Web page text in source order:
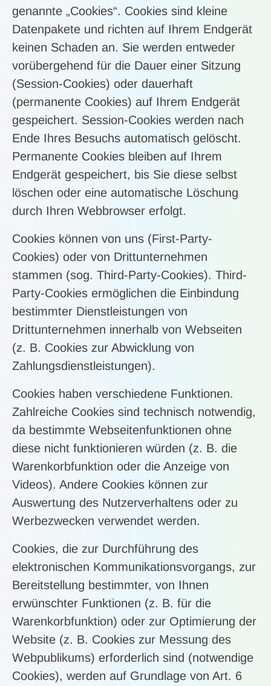
genannte „Cookies“. Cookies sind kleine
Datenpakete und richten auf Ihrem Endgerät
keinen Schaden an. Sie werden entweder
vorübergehend für die Dauer einer Sitzung
(Session-Cookies) oder dauerhaft
(permanente Cookies) auf Ihrem Endgerät
gespeichert. Session-Cookies werden nach
Ende Ihres Besuchs automatisch gelöscht.
Permanente Cookies bleiben auf Ihrem
Endgerät gespeichert, bis Sie diese selbst
löschen oder eine automatische Löschung
durch Ihren Webbrowser erfolgt.
Cookies können von uns (First-Party-
Cookies) oder von Drittunternehmen
stammen (sog. Third-Party-Cookies). Third-
Party-Cookies ermöglichen die Einbindung
bestimmter Dienstleistungen von
Drittunternehmen innerhalb von Webseiten
(z. B. Cookies zur Abwicklung von
Zahlungsdienstleistungen).
Cookies haben verschiedene Funktionen.
Zahlreiche Cookies sind technisch notwendig,
da bestimmte Webseitenfunktionen ohne
diese nicht funktionieren würden (z. B. die
Warenkorbfunktion oder die Anzeige von
Videos). Andere Cookies können zur
Auswertung des Nutzerverhaltens oder zu
Werbezwecken verwendet werden.
Cookies, die zur Durchführung des
elektronischen Kommunikationsvorgangs, zur
Bereitstellung bestimmter, von Ihnen
erwünschter Funktionen (z. B. für die
Warenkorbfunktion) oder zur Optimierung der
Website (z. B. Cookies zur Messung des
Webpublikums) erforderlich sind (notwendige
Cookies), werden auf Grundlage von Art. 6